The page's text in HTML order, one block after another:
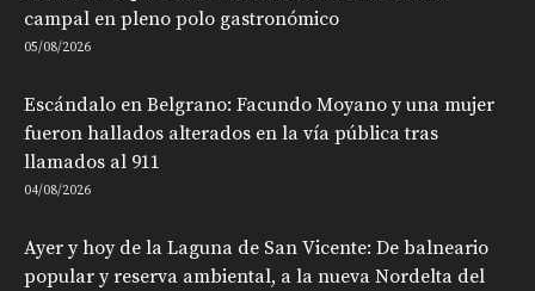
campal en pleno polo gastronómico
05/08/2026
Escándalo en Belgrano: Facundo Moyano y una mujer
fueron hallados alterados en la vía pública tras
llamados al 911
04/08/2026
Ayer y hoy de la Laguna de San Vicente: De balneario
popular y reserva ambiental, a la nueva Nordelta del